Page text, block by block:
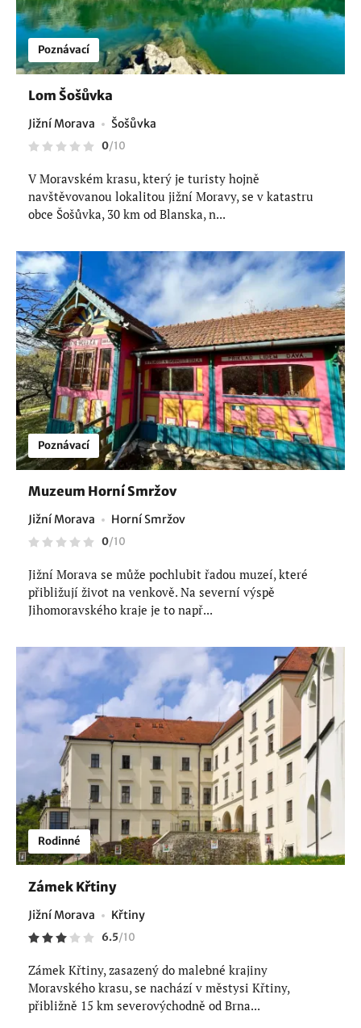
Poznávací
Lom Šošůvka
Jižní Morava Šošůvka
0/10
V Moravském krasu, který je turisty hojně
navštěvovanou lokalitou jižní Moravy, se v katastru
obce Šošůvka, 30 km od Blanska, n...
Poznávací
Muzeum Horní Smržov
Jižní Morava Horní Smržov
0/10
Jižní Morava se může pochlubit řadou muzeí, které
přibližují život na venkově. Na severní výspě
Jihomoravského kraje je to např...
Rodinné
Zámek Křtiny
Jižní Morava Křtiny
6.5/10
Zámek Křtiny, zasazený do malebné krajiny
Moravského krasu, se nachází v městysi Křtiny,
přibližně 15 km severovýchodně od Brna...